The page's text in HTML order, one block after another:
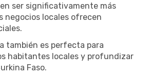
ser significativamente más
negocios locales ofrecen
también es perfecta para
habitantes locales y profundizar
Faso.